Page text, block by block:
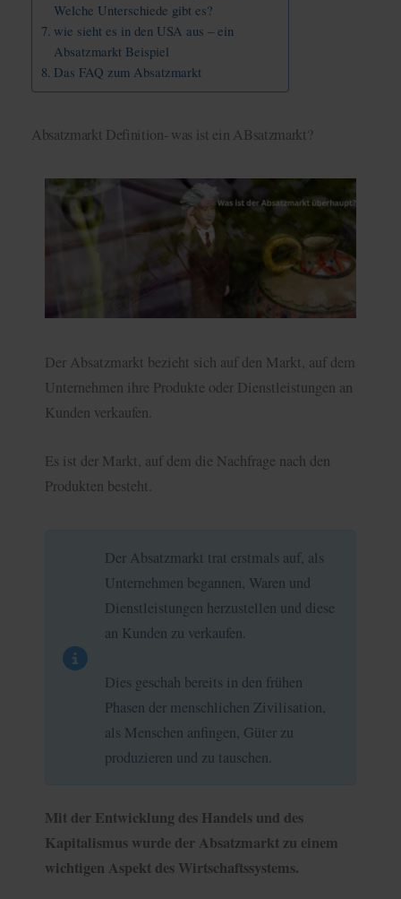
Welche Unterschiede gibt es?
wie sieht es in den USA aus – ein
Absatzmarkt Beispiel
Das FAQ zum Absatzmarkt
Absatzmarkt Definition- was ist ein ABsatzmarkt?
Der Absatzmarkt bezieht sich auf den Markt, auf dem
Unternehmen ihre Produkte oder Dienstleistungen an
Kunden verkaufen.
Es ist der Markt, auf dem die Nachfrage nach den
Produkten besteht.
Der Absatzmarkt trat erstmals auf, als
Unternehmen begannen, Waren und
Dienstleistungen herzustellen und diese
an Kunden zu verkaufen.
Dies geschah bereits in den frühen
Phasen der menschlichen Zivilisation,
als Menschen anfingen, Güter zu
produzieren und zu tauschen.
Mit der Entwicklung des Handels und des
Kapitalismus wurde der Absatzmarkt zu einem
wichtigen Aspekt des Wirtschaftssystems.